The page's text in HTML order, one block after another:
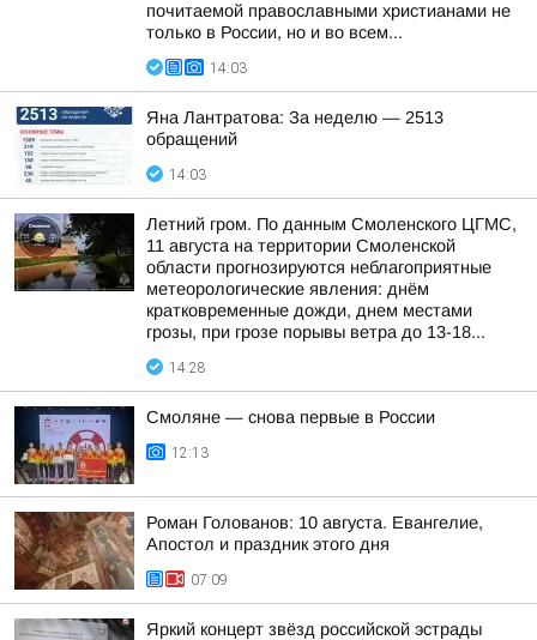
почитаемой православными христианами не
только в России, но и во всем...
14:03
Яна Лантратова: За неделю — 2513
обращений
14:03
Летний гром. По данным Смоленского ЦГМС,
11 августа на территории Смоленской
области прогнозируются неблагоприятные
метеорологические явления: днём
кратковременные дожди, днем местами
грозы, при грозе порывы ветра до 13-18...
14:28
Смоляне — снова первые в России
12:13
Роман Голованов: 10 августа. Евангелие,
Апостол и праздник этого дня
07:09
Яркий концерт звёзд российской эстрады